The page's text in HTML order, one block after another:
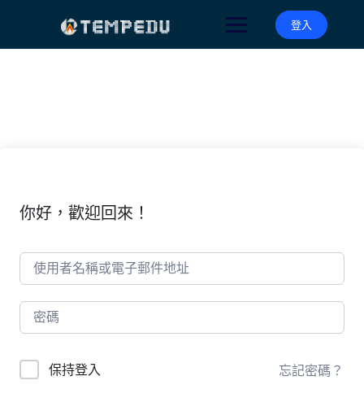
登入
你好，歡迎回來！
保持登入 忘記密碼？